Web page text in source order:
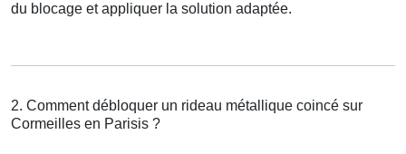
du blocage et appliquer la solution adaptée.
2. Comment débloquer un rideau métallique coincé sur
Cormeilles en Parisis ?